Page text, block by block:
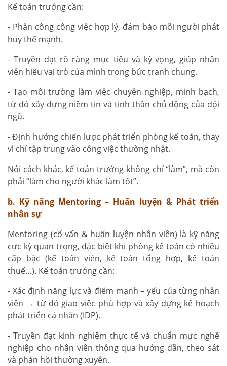
Kế toán trưởng cần:
- Phân công công việc hợp lý, đảm bảo mỗi người phát
huy thế mạnh.
- Truyền đạt rõ ràng mục tiêu và kỳ vọng, giúp nhân
viên hiểu vai trò của mình trong bức tranh chung.
- Tạo môi trường làm việc chuyên nghiệp, minh bạch,
từ đó xây dựng niềm tin và tinh thần chủ động của đội
ngũ.
- Định hướng chiến lược phát triển phòng kế toán, thay
vì chỉ tập trung vào công việc thường nhật.
Nói cách khác, kế toán trưởng không chỉ “làm”, mà còn
phải “làm cho người khác làm tốt”.
b. Kỹ năng Mentoring – Huấn luyện & Phát triển
nhân sự
Mentoring (cố vấn & huấn luyện nhân viên) là kỹ năng
cực kỳ quan trọng, đặc biệt khi phòng kế toán có nhiều
cấp bậc (kế toán viên, kế toán tổng hợp, kế toán
thuế…). Kế toán trưởng cần:
- Xác định năng lực và điểm mạnh – yếu của từng nhân
viên → từ đó giao việc phù hợp và xây dựng kế hoạch
phát triển cá nhân (IDP).
- Truyền đạt kinh nghiệm thực tế và chuẩn mực nghề
nghiệp cho nhân viên thông qua hướng dẫn, theo sát
và phản hồi thường xuyên.